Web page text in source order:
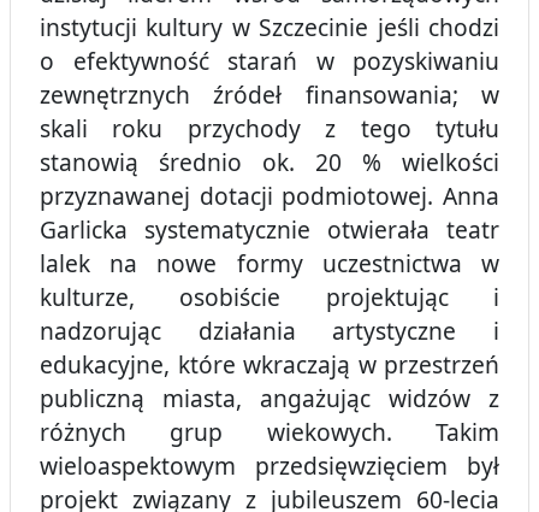
instytucji kultury w Szczecinie jeśli chodzi
o efektywność starań w pozyskiwaniu
zewnętrznych źródeł finansowania; w
skali roku przychody z tego tytułu
stanowią średnio ok. 20 % wielkości
przyznawanej dotacji podmiotowej. Anna
Garlicka systematycznie otwierała teatr
lalek na nowe formy uczestnictwa w
kulturze, osobiście projektując i
nadzorując działania artystyczne i
edukacyjne, które wkraczają w przestrzeń
publiczną miasta, angażując widzów z
różnych grup wiekowych. Takim
wieloaspektowym przedsięwzięciem był
projekt związany z jubileuszem 60-lecia